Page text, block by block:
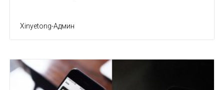
Xinyetong-Админ